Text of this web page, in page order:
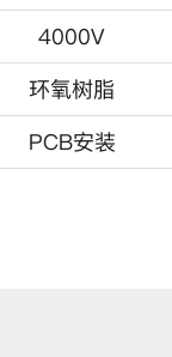
4000V
环氧树脂
PCB安装